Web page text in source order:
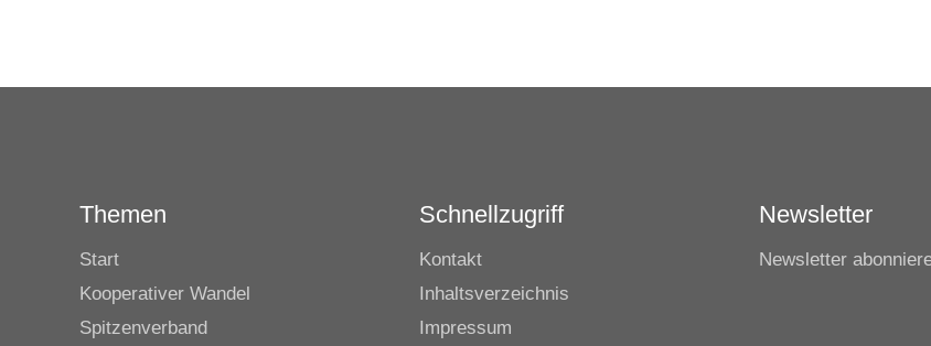
Themen
Start
Kooperativer Wandel
Spitzenverband
Schnellzugriff
Kontakt
Inhaltsverzeichnis
Impressum
Newsletter
Newsletter